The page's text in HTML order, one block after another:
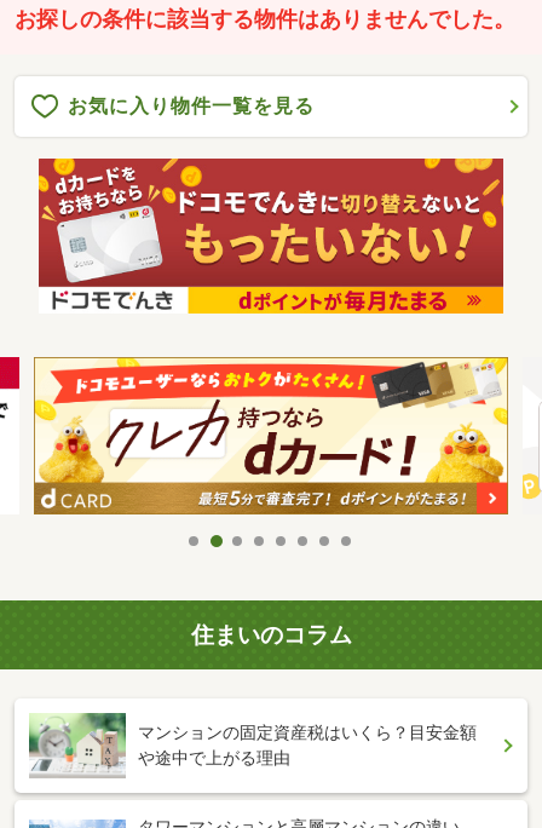
お探しの条件に該当する物件はありませんでした。
お気に入り物件一覧を見る
住まいのコラム
マンションの固定資産税はいくら？目安金額
や途中で上がる理由